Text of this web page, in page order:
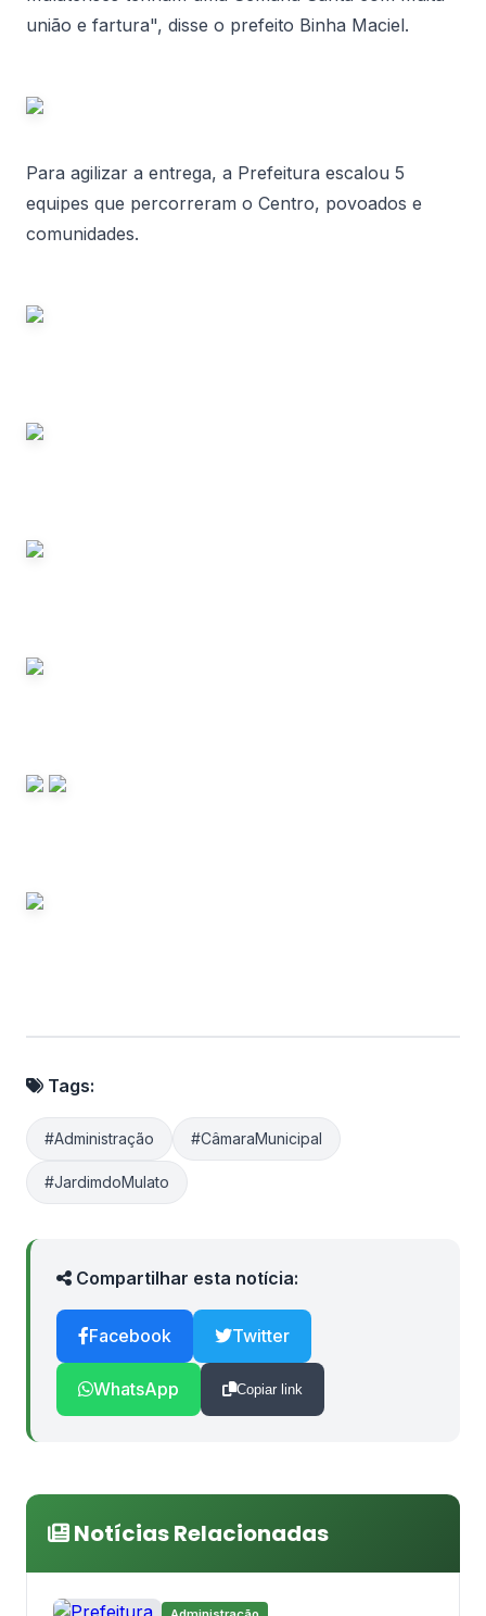
união e fartura", disse o prefeito Binha Maciel.
Para agilizar a entrega, a Prefeitura escalou 5
equipes que percorreram o Centro, povoados e
comunidades.
Tags:
#Administração #CâmaraMunicipal
#JardimdoMulato
Compartilhar esta notícia:
Facebook Twitter
WhatsApp Copiar link
Notícias Relacionadas